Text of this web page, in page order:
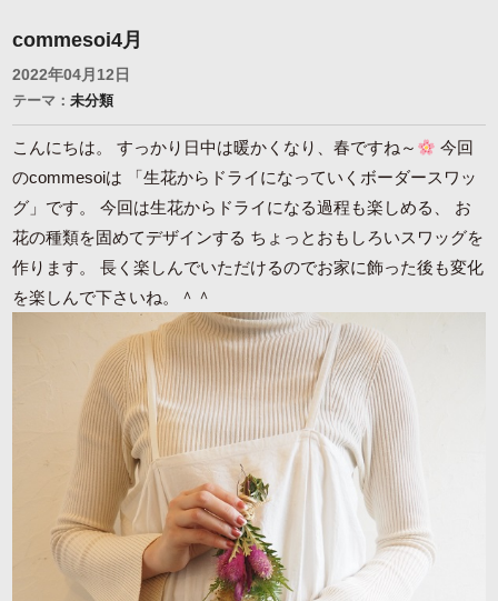
commesoi4月
2022年04月12日
テーマ：未分類
こんにちは。 すっかり日中は暖かくなり、春ですね～
今回
のcommesoiは 「生花からドライになっていくボーダースワッ
グ」です。 今回は生花からドライになる過程も楽しめる、 お
花の種類を固めてデザインする ちょっとおもしろいスワッグを
作ります。 長く楽しんでいただけるのでお家に飾った後も変化
を楽しんで下さいね。＾＾